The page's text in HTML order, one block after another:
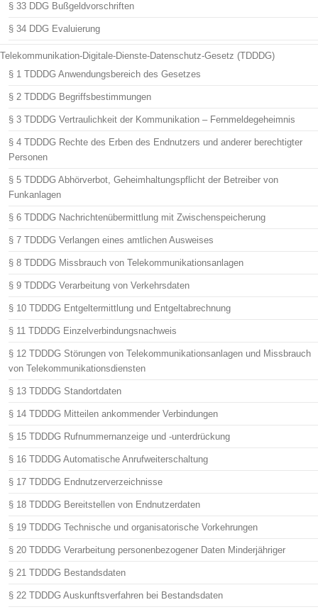
§ 33 DDG Bußgeldvorschriften
§ 34 DDG Evaluierung
Telekommunikation-Digitale-Dienste-Datenschutz-Gesetz (TDDDG)
§ 1 TDDDG Anwendungsbereich des Gesetzes
§ 2 TDDDG Begriffsbestimmungen
§ 3 TDDDG Vertraulichkeit der Kommunikation – Fernmeldegeheimnis
§ 4 TDDDG Rechte des Erben des Endnutzers und anderer berechtigter
Personen
§ 5 TDDDG Abhörverbot, Geheimhaltungspflicht der Betreiber von
Funkanlagen
§ 6 TDDDG Nachrichtenübermittlung mit Zwischenspeicherung
§ 7 TDDDG Verlangen eines amtlichen Ausweises
§ 8 TDDDG Missbrauch von Telekommunikationsanlagen
§ 9 TDDDG Verarbeitung von Verkehrsdaten
§ 10 TDDDG Entgeltermittlung und Entgeltabrechnung
§ 11 TDDDG Einzelverbindungsnachweis
§ 12 TDDDG Störungen von Telekommunikationsanlagen und Missbrauch
von Telekommunikationsdiensten
§ 13 TDDDG Standortdaten
§ 14 TDDDG Mitteilen ankommender Verbindungen
§ 15 TDDDG Rufnummernanzeige und -unterdrückung
§ 16 TDDDG Automatische Anrufweiterschaltung
§ 17 TDDDG Endnutzerverzeichnisse
§ 18 TDDDG Bereitstellen von Endnutzerdaten
§ 19 TDDDG Technische und organisatorische Vorkehrungen
§ 20 TDDDG Verarbeitung personenbezogener Daten Minderjähriger
§ 21 TDDDG Bestandsdaten
§ 22 TDDDG Auskunftsverfahren bei Bestandsdaten